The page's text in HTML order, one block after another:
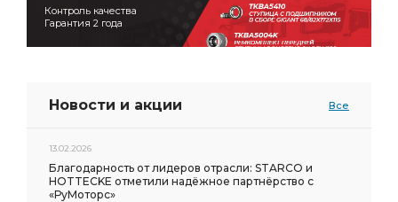
Контроль качества
Гарантия 2 года
Новости и акции Все
13.02.2026
Благодарность от лидеров отрасли: STARCO и
HOTTECKE отметили надёжное партнёрство с
«РуМоторс»